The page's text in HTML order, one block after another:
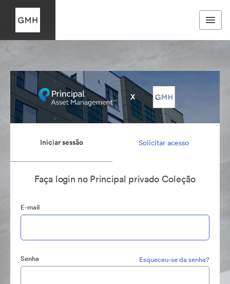
Iniciar sessão Solicitar acesso
Faça login no Principal privado Coleção
E-mail
Senha Esqueceu-se da senha?